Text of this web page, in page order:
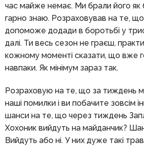
час майже немає. Ми брали його як
гарно знаю. Розраховував на те,
допоможе додади в боротьбі у
далі. Ти весь сезон не граєш,
кожному моменті сказати, що вже
навпаки. Як мінімум зараз так.
Розраховую на те, що за тиждень
наші помилки і ви побачите зовсім
шанси на те, що через тиждень
Хохоник вийдуть на майданчик?
Вийдуть або ні. У них дуже такі